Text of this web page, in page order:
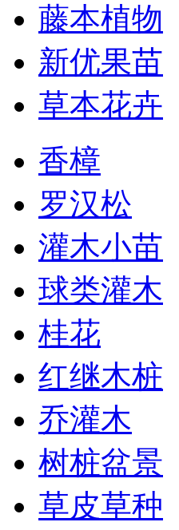
藤本植物
新优果苗
草本花卉
香樟
罗汉松
灌木小苗
球类灌木
桂花
红继木桩
乔灌木
树桩盆景
草皮草种